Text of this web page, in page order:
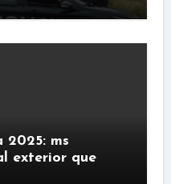
2025: ms
exterior que